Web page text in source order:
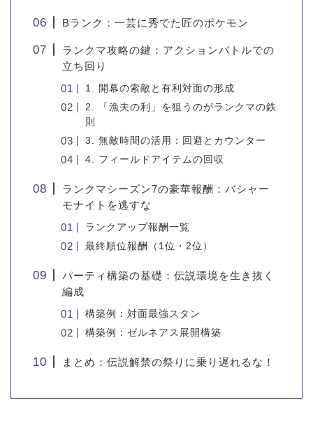
Bランク：一芸に秀でた匠のポケモン
ランクマ攻略の鍵：アクションバトルでの
立ち回り
1. 開幕の索敵と有利対面の形成
2. 「漁夫の利」を狙うのがランクマの鉄
則
3. 無敵時間の活用：回避とカウンター
4. フィールドアイテムの回収
ランクマシーズン7の豪華報酬：バシャー
モナイトを逃すな
ランクアップ報酬一覧
最終順位報酬（1位・2位）
パーティ構築の基礎：伝説環境を生き抜く
編成
構築例：対面最強スタン
構築例：ゼルネアス展開構築
まとめ：伝説解禁の祭りに乗り遅れるな！